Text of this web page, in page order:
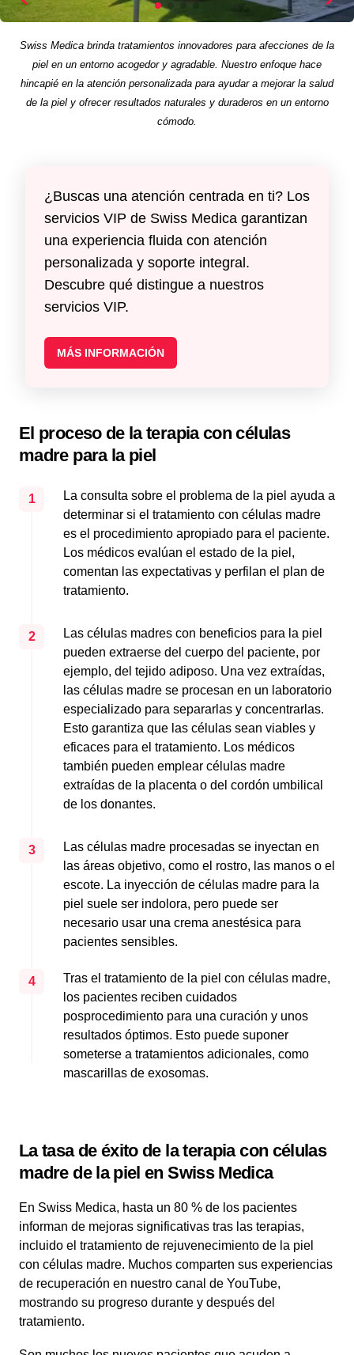
Swiss Medica brinda tratamientos innovadores para afecciones de la
piel en un entorno acogedor y agradable. Nuestro enfoque hace
hincapié en la atención personalizada para ayudar a mejorar la salud
de la piel y ofrecer resultados naturales y duraderos en un entorno
cómodo.
¿Buscas una atención centrada en ti? Los
servicios VIP de Swiss Medica garantizan
una experiencia fluida con atención
personalizada y soporte integral.
Descubre qué distingue a nuestros
servicios VIP.
MÁS INFORMACIÓN
El proceso de la terapia con células
madre para la piel
1
La consulta sobre el problema de la piel ayuda a
determinar si el tratamiento con células madre
es el procedimiento apropiado para el paciente.
Los médicos evalúan el estado de la piel,
comentan las expectativas y perfilan el plan de
tratamiento.
2
Las células madres con beneficios para la piel
pueden extraerse del cuerpo del paciente, por
ejemplo, del tejido adiposo. Una vez extraídas,
las células madre se procesan en un laboratorio
especializado para separarlas y concentrarlas.
Esto garantiza que las células sean viables y
eficaces para el tratamiento. Los médicos
también pueden emplear células madre
extraídas de la placenta o del cordón umbilical
de los donantes.
3
Las células madre procesadas se inyectan en
las áreas objetivo, como el rostro, las manos o el
escote. La inyección de células madre para la
piel suele ser indolora, pero puede ser
necesario usar una crema anestésica para
pacientes sensibles.
4
Tras el tratamiento de la piel con células madre,
los pacientes reciben cuidados
posprocedimiento para una curación y unos
resultados óptimos. Esto puede suponer
someterse a tratamientos adicionales, como
mascarillas de exosomas.
La tasa de éxito de la terapia con células
madre de la piel en Swiss Medica
En Swiss Medica, hasta un 80 % de los pacientes
informan de mejoras significativas tras las terapias,
incluido el tratamiento de rejuvenecimiento de la piel
con células madre. Muchos comparten sus experiencias
de recuperación en nuestro canal de YouTube,
mostrando su progreso durante y después del
tratamiento.